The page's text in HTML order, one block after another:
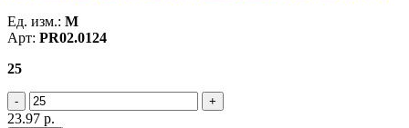
Ед. изм.: М
Арт: PR02.0124
25
23.97 р.